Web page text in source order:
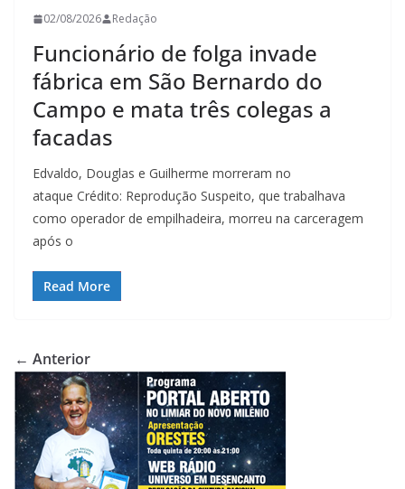
02/08/2026 Redação
Funcionário de folga invade
fábrica em São Bernardo do
Campo e mata três colegas a
facadas
Edvaldo, Douglas e Guilherme morreram no
ataque Crédito: Reprodução Suspeito, que trabalhava
como operador de empilhadeira, morreu na carceragem
após o
Read More
← Anterior